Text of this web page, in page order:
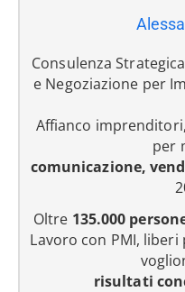
Consulenza
e Negoziazione per
Affianco
per
comunicazione,
Oltre 135.000
Lavoro con PMI,
risultati